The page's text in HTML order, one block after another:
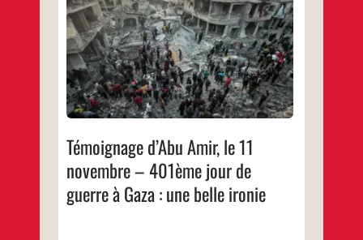
Témoignage d’Abu Amir, le 11
novembre – 401ème jour de
guerre à Gaza : une belle ironie
Les massacres se poursuivent dans un
contexte de détérioration humanitaire sans
précédent Les massacres perpétrés par
l’armée israélienne contre les habitants de la
bande de Gaza se poursuivent, alors que la
région souffre d’une escalade militaire sans
précédent qui entre dans son 401ème jour,
laissant derrière elle de lourdes pertes
…
d’Abu
Amir,
le
novembre
–
401ème
jour
de
guerre
…